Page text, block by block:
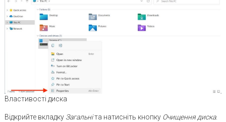
Властивості диска
Відкрийте вкладку Загальніта натисніть кнопку Очищення диска.